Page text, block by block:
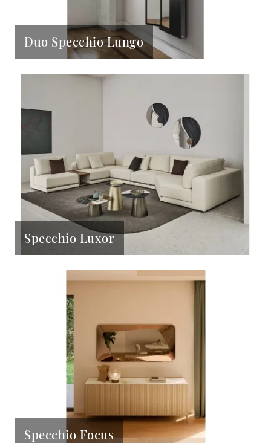
Duo Specchio Lungo
Specchio Luxor
Specchio Focus